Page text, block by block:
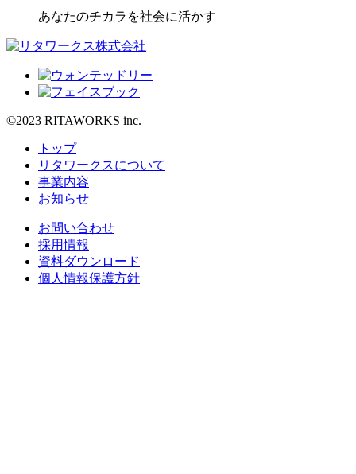
あなたのチカラを社会に活かす
©2023 RITAWORKS inc.
トップ
リタワークスについて
事業内容
お知らせ
お問い合わせ
採用情報
資料ダウンロード
個人情報保護方針